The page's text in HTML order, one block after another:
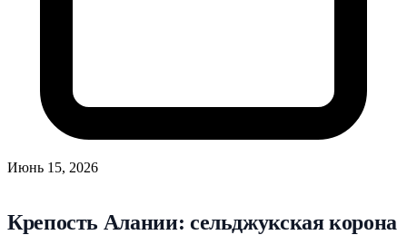
Июнь 15, 2026
Крепость Алании: сельджукская корона